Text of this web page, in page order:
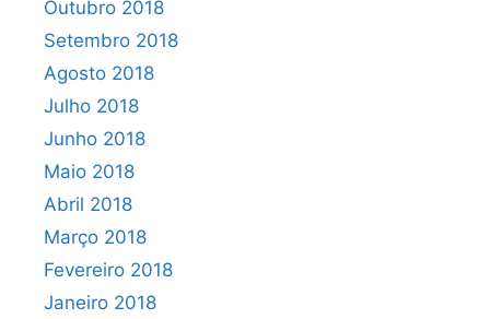
Outubro 2018
Setembro 2018
Agosto 2018
Julho 2018
Junho 2018
Maio 2018
Abril 2018
Março 2018
Fevereiro 2018
Janeiro 2018